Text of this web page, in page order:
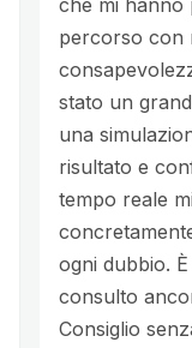
che mi hanno
percorso con
stato un
una
risultato e
tempo reale
ogni dubbio.
consulto
Consiglio